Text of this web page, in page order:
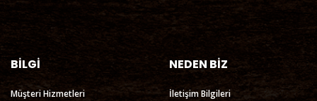
BİLGİ
Müşteri Hizmetleri
NEDEN BİZ
İletişim Bilgileri